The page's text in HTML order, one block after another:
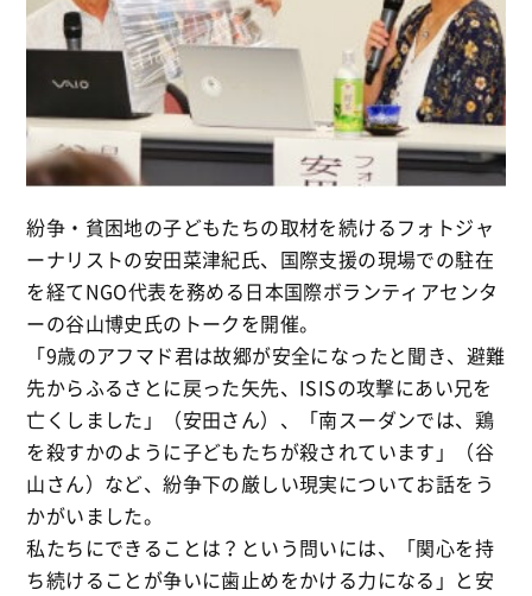
紛争・貧困地の子どもたちの取材を続けるフォトジャ
ーナリストの安田菜津紀氏、国際支援の現場での駐在
を経てNGO代表を務める日本国際ボランティアセンタ
ーの谷山博史氏のトークを開催。
「9歳のアフマド君は故郷が安全になったと聞き、避難
先からふるさとに戻った矢先、ISISの攻撃にあい兄を
亡くしました」（安田さん）、「南スーダンでは、鶏
を殺すかのように子どもたちが殺されています」（谷
山さん）など、紛争下の厳しい現実についてお話をう
かがいました。
私たちにできることは？という問いには、「関心を持
ち続けることが争いに歯止めをかける力になる」と安